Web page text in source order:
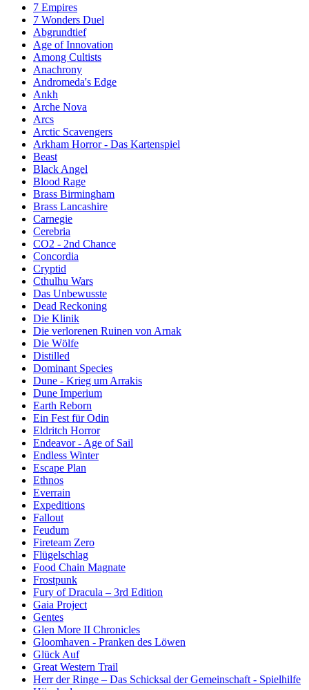
7 Empires
7 Wonders Duel
Abgrundtief
Age of Innovation
Among Cultists
Anachrony
Andromeda's Edge
Ankh
Arche Nova
Arcs
Arctic Scavengers
Arkham Horror - Das Kartenspiel
Beast
Black Angel
Blood Rage
Brass Birmingham
Brass Lancashire
Carnegie
Cerebria
CO2 - 2nd Chance
Concordia
Cryptid
Cthulhu Wars
Das Unbewusste
Dead Reckoning
Die Klinik
Die verlorenen Ruinen von Arnak
Die Wölfe
Distilled
Dominant Species
Dune - Krieg um Arrakis
Dune Imperium
Earth Reborn
Ein Fest für Odin
Eldritch Horror
Endeavor - Age of Sail
Endless Winter
Escape Plan
Ethnos
Everrain
Expeditions
Fallout
Feudum
Fireteam Zero
Flügelschlag
Food Chain Magnate
Frostpunk
Fury of Dracula – 3rd Edition
Gaia Project
Gentes
Glen More II Chronicles
Gloomhaven - Pranken des Löwen
Glück Auf
Great Western Trail
Herr der Ringe – Das Schicksal der Gemeinschaft - Spielhilfe